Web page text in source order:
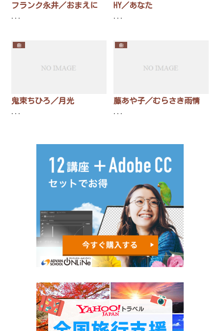
フランク永井／おまえに
...
HY／あなた
...
曲
鬼束ちひろ／月光
...
曲
藤あや子／むらさき雨情
...